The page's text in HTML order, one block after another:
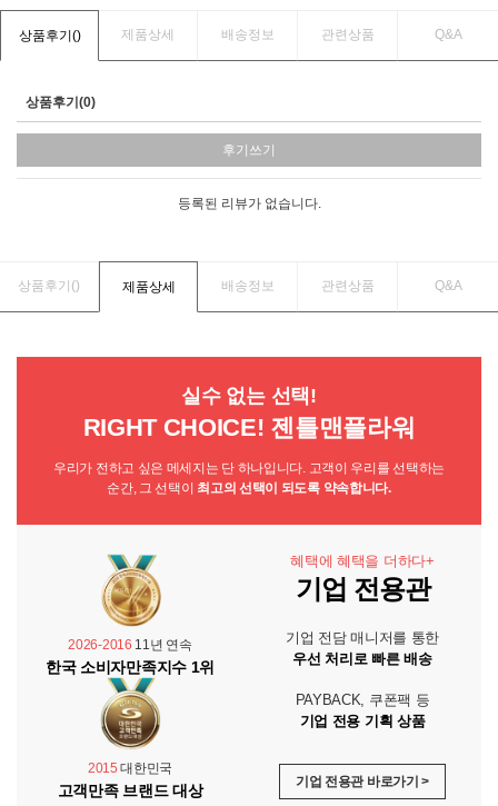
상품후기() 제품상세 배송정보 관련상품 Q&A
상품후기(0)
후기쓰기
등록된 리뷰가 없습니다.
상품후기() 제품상세 배송정보 관련상품 Q&A
실수 없는 선택!
RIGHT CHOICE! 젠틀맨플라워
우리가 전하고 싶은 메세지는 단 하나입니다. 고객이 우리를 선택하는
순간, 그 선택이 최고의 선택이 되도록 약속합니다.
2026-2016 11년 연속
한국 소비자만족지수 1위
2015 대한민국
고객만족 브랜드 대상
혜택에 혜택을 더하다+
기업 전용관
기업 전담 매니저를 통한
우선 처리로 빠른 배송
PAYBACK, 쿠폰팩 등
기업 전용 기획 상품
기업 전용관 바로가기 >